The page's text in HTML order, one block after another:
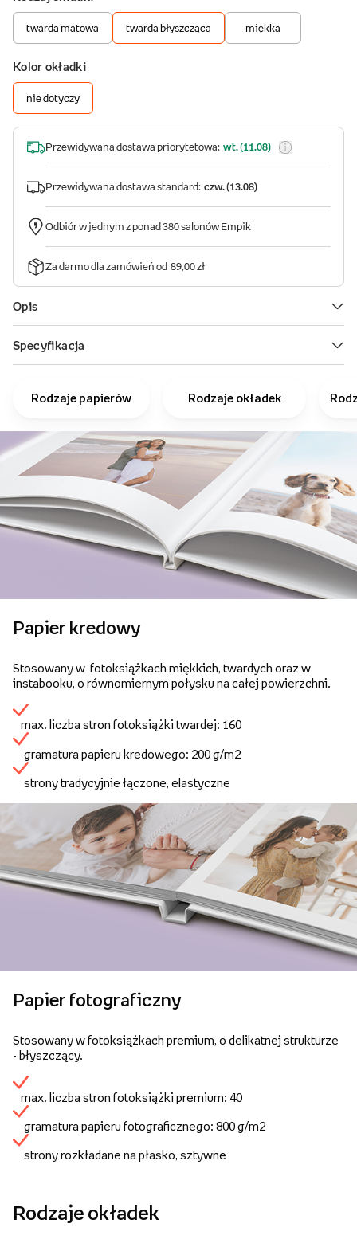
Rodzaje papierów Rodzaje okładek
Papier kredowy
Stosowany w fotoksiążkach miękkich, twardych oraz w
instabooku, o równomiernym połysku na całej powierzchni.
max. liczba stron fotoksiążki twardej: 160
gramatura papieru kredowego: 200 g/m2
strony tradycyjnie łączone, elastyczne
Papier fotograficzny
Stosowany w fotoksiążkach premium, o delikatnej strukturze
- błyszczący.
max. liczba stron fotoksiążki premium: 40
gramatura papieru fotograficznego: 800 g/m2
strony rozkładane na płasko, sztywne
Rodzaje okładek